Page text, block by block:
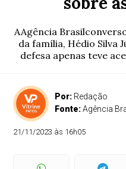
AAgência
da família, Hédio Silva
defesa apenas teve
Por: Redação
Fonte:Agência
21/11/2023 às 16h05